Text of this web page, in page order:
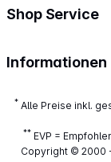
Shop Service
Informationen
* Alle Preise inkl.
**EVP =
Copyright © 2000